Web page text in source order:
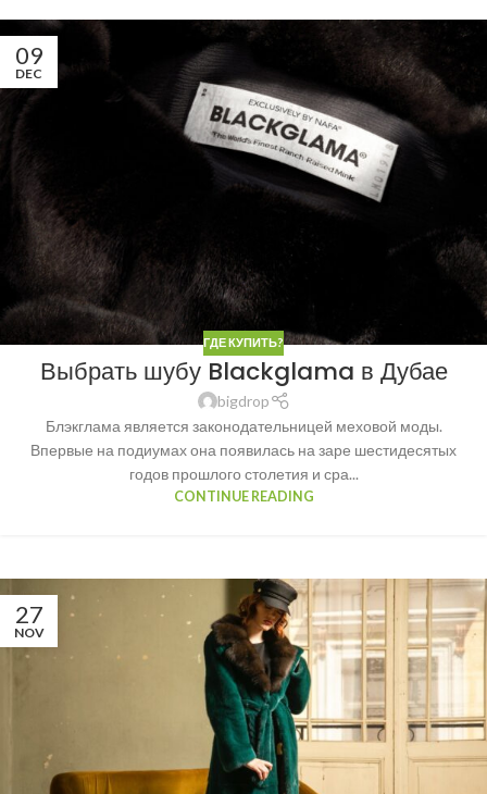
09
DEC
ГДЕ КУПИТЬ?
Выбрать шубу Blackglama в Дубае
bigdrop
Блэкглама является законодательницей меховой моды.
Впервые на подиумах она появилась на заре шестидесятых
годов прошлого столетия и сра...
CONTINUE READING
27
NOV